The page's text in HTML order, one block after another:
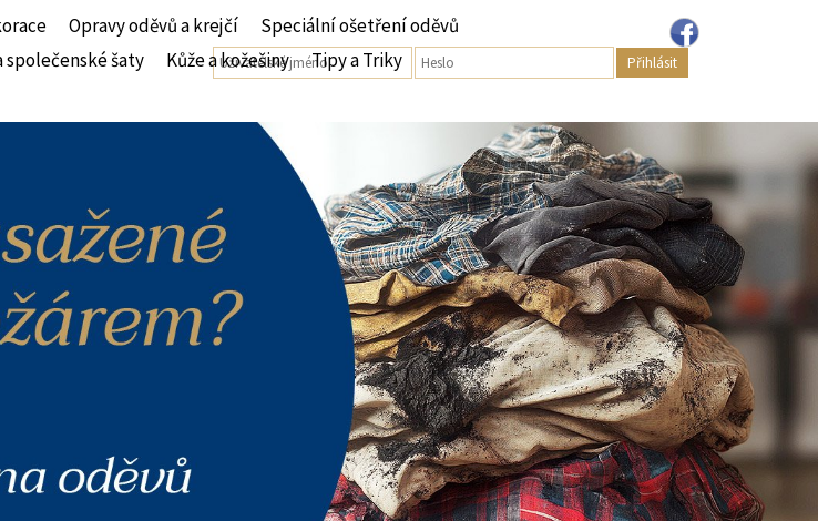
Opravy oděvů a krejčí
Speciální ošetření oděvů
společenské šaty Kůže a kožešiny Tipy a Triky